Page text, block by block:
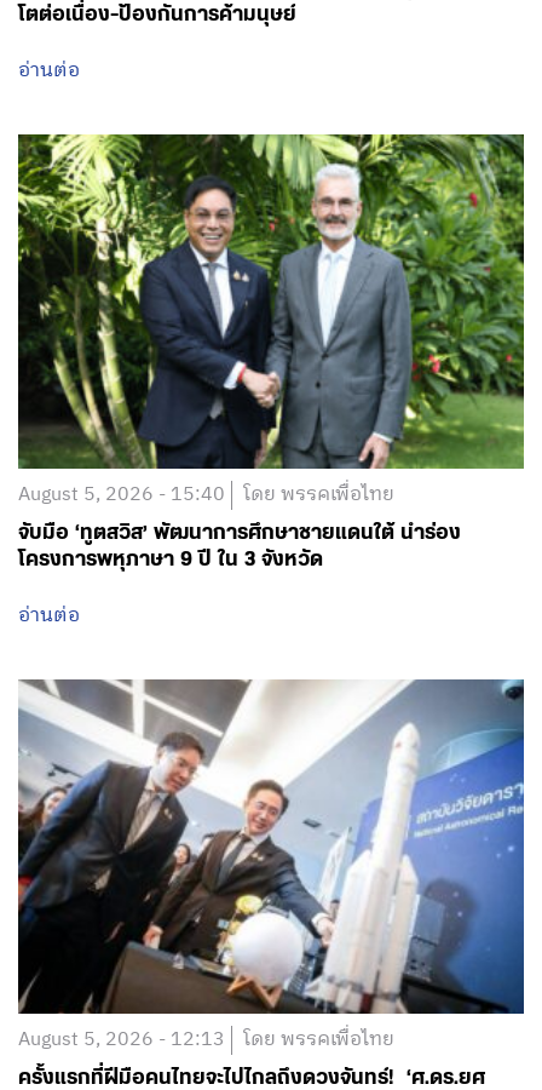
โตต่อเนื่อง-ป้องกันการค้ามนุษย์
อ่านต่อ
August 5, 2026 - 15:40 โดย พรรคเพื่อไทย
จับมือ ‘ทูตสวิส’ พัฒนาการศึกษาชายแดนใต้ นำร่อง
โครงการพหุภาษา 9 ปี ใน 3 จังหวัด
อ่านต่อ
August 5, 2026 - 12:13 โดย พรรคเพื่อไทย
ครั้งแรกที่ฝีมือคนไทยจะไปไกลถึงดวงจันทร์! ‘ศ.ดร.ยศ